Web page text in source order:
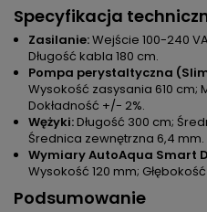
Specyfikacja
Zasilanie:Wejście 100-240
Długość kabla 180 cm.
Pompa perystaltyczna
Wysokość zasysania 610 cm;
Dokładność +/- 2%.
Wężyki:Długość 300 cm;
Średnica zewnętrzna 6,4 mm.
Wymiary AutoAqua Smart
Wysokość 120 mm;
Podsumowanie